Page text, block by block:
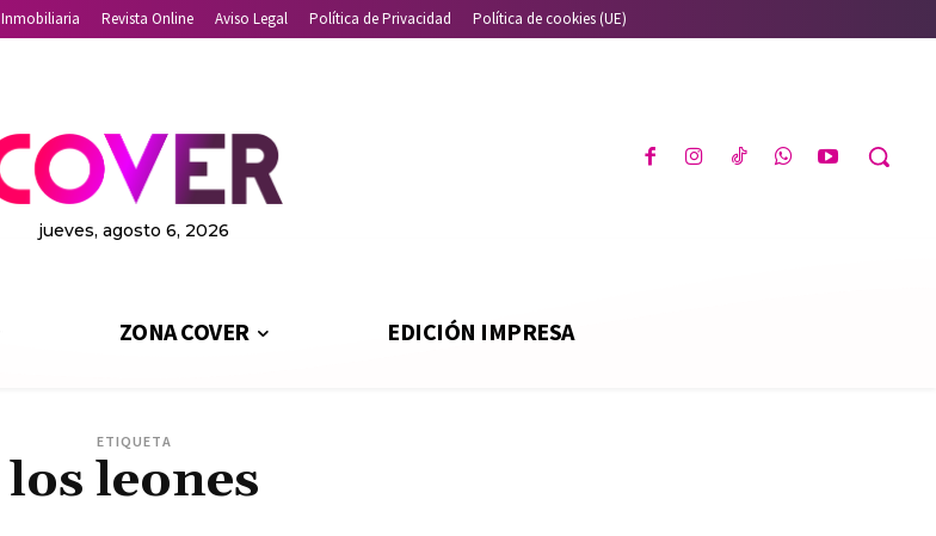
Inmobiliaria Revista Online Aviso Legal Política de Privacidad Política de cookies (UE)
jueves, agosto 6, 2026
ZONA COVER EDICIÓN IMPRESA
ETIQUETA
los leones